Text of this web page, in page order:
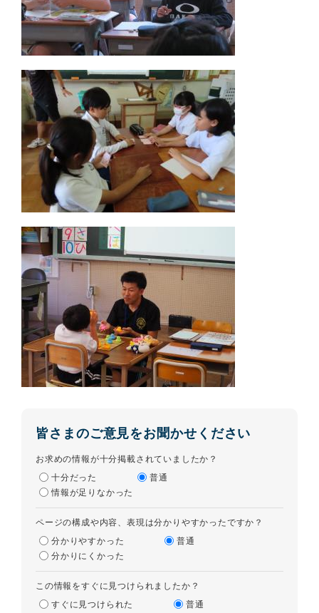
皆さまのご意見をお聞かせください
お求めの情報が十分掲載されていましたか？
十分だった
普通
情報が足りなかった
ページの構成や内容、表現は分かりやすかったですか？
分かりやすかった
普通
分かりにくかった
この情報をすぐに見つけられましたか？
すぐに見つけられた
普通